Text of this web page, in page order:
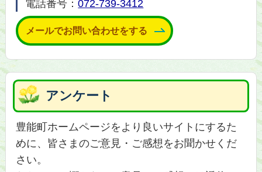
電話番号：072-739-3412
メールでお問い合わせをする
アンケート
豊能町ホームページをより良いサイトにするた
めに、皆さまのご意見・ご感想をお聞かせくだ
さい。